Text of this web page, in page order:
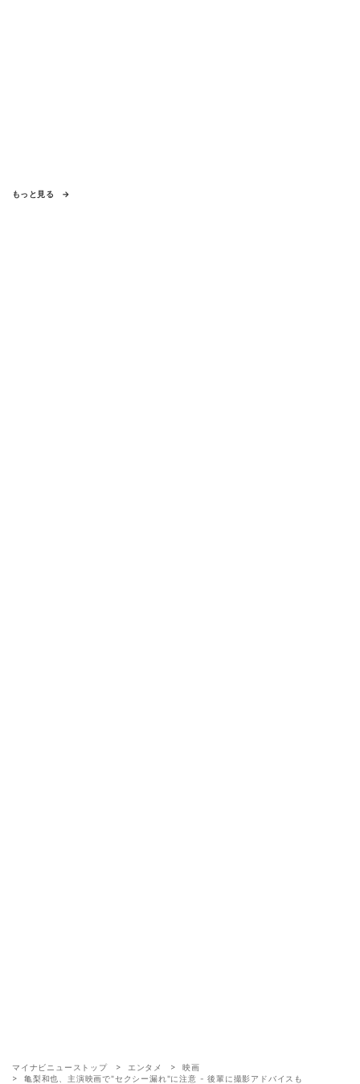
もっと見る
マイナビニューストップ エンタメ
映画
亀梨和也、主演映画で"セクシー漏れ"に注意 - 後輩に撮影アドバイスも